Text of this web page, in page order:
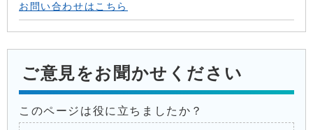
お問い合わせはこちら
ご意見をお聞かせください
このページは役に立ちましたか？